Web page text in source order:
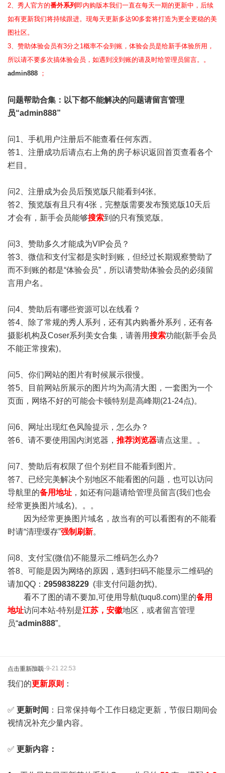
2、 秀人官方的番外系列 即内购版本我们一直在每天一期的更新中，后续
如有更新我们将持续跟进。现每天更新多达90多套将打造为更全更稳的美
图社区。
3、赞助体验会员有3分之1概率不会到账，体验会员是给新手体验所用，
所以请不要多次搞体验会员，如遇到没到账的请及时给管理员留言。。
admin888 ；
问题帮助合集 ：以下都不能解决的问题请留言管理
员“admin888”
问1、手机用户注册后不能查看任何东西。
答1、注册成功后请点右上角的房子标识返回首页查看各个
栏目。
问2、注册成为会员后预览版只能看到4张。
答2、预览版有且只有4张，完整版需要发布预览版10天后
才会有，新手会员能够搜索到的只有预览版。
问3、赞助多久才能成为VIP会员？
答3、微信和支付宝都是实时到账，但经过长期观察赞助了
而不到账的都是“体验会员”，所以请赞助体验会员的必须留
言用户名。
问4、赞助后有哪些资源可以在线看？
答4、除了常规的秀人系列，还有其内购番外系列，还有各
摄影机构及Coser系列美女合集，请善用搜索功能(新手会员
不能正常搜索)。
问5、你们网站的图片有时候展示很慢。
答5、目前网站所展示的图片均为高清大图，一套图为一个
页面，网络不好的可能会卡顿特别是高峰期(21-24点)。
问6、网址出现红色风险提示，怎么办？
答6、请不要使用国内浏览器， 推荐浏览器请点这里。。
问7、赞助后有权限了但个别栏目不能看到图片。
答7、已经完美解决个别地区不能看图的问题，也可以访问
导航里的备用地址 ，如还有问题请给管理员留言(我们也会
经常更换图片域名)。。。
因为经常更换图片域名，故当有的可以看图有的不能看
时请“清理缓存”强制刷新。
问8、支付宝(微信)不能显示二维码怎么办?
答8、可能是因为网络的原因，遇到扫码不能显示二维码的
请加QQ： 2959838229 (非支付问题勿扰)。
看不了图的请不要加,可使用导航(tuqu8.com)里的备用
地址访问本站-特别是江苏，安徽地区，或者留言管理
员“admin888”。
点击重新加载2025-9-21 22:53
我们的更新原则 ：
✅ 更新时间 ：日常保持每个工作日稳定更新，节假日期间会
视情况补充少量内容。
✅ 更新内容：